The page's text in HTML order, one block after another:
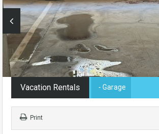
Vacation Rentals - Garage
Print